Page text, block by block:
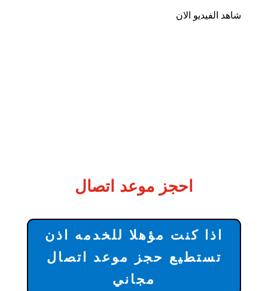
شاهد الفيديو الان
احجز موعد اتصال
اذا كنت مؤهلا للخدمه اذن
تستطيع حجز موعد اتصال
مجاني